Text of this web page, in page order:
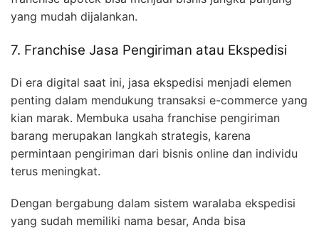
yang mudah dijalankan.
7. Franchise Jasa Pengiriman atau Ekspedisi
Di era digital saat ini, jasa ekspedisi menjadi elemen
penting dalam mendukung transaksi e-commerce yang
kian marak. Membuka usaha franchise pengiriman
barang merupakan langkah strategis, karena
permintaan pengiriman dari bisnis online dan individu
terus meningkat.
Dengan bergabung dalam sistem waralaba ekspedisi
yang sudah memiliki nama besar, Anda bisa